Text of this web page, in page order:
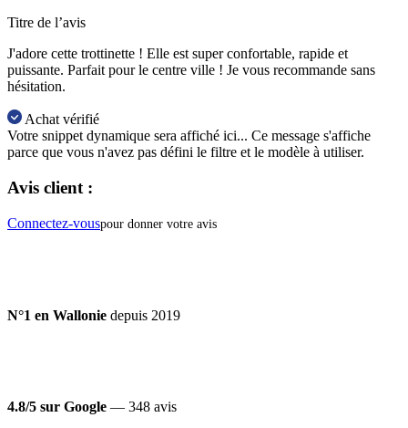
Titre de l’avis
J'adore cette trottinette ! Elle est super confortable, rapide et
puissante. Parfait pour le centre ville ! Je vous recommande sans
hésitation.
Achat vérifié
Votre snippet dynamique sera affiché ici... Ce message s'affiche
parce que vous n'avez pas défini le filtre et le modèle à utiliser.
Avis client :
Connectez-vouspour donner votre avis
N°1 en Wallonie depuis 2019
4.8/5 sur Google — 348 avis